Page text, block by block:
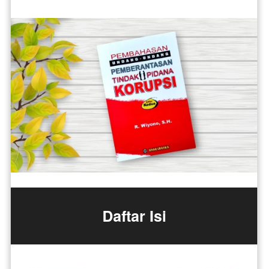
Daftar Isi